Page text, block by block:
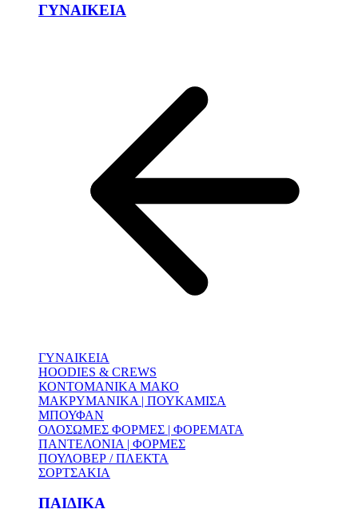
ΓΥΝΑΙΚΕΙΑ
ΓΥΝΑΙΚΕΙΑ
HOODIES & CREWS
ΚΟΝΤΟΜΑΝΙΚΑ ΜΑΚΟ
ΜΑΚΡΥΜΑΝΙΚΑ | ΠΟΥΚΑΜΙΣΑ
ΜΠΟΥΦΑΝ
ΟΛΟΣΩΜΕΣ ΦΟΡΜΕΣ | ΦΟΡΕΜΑΤΑ
ΠΑΝΤΕΛΟΝΙΑ | ΦΟΡΜΕΣ
ΠΟΥΛΟΒΕΡ / ΠΛΕΚΤΑ
ΣΟΡΤΣΑΚΙΑ
ΠΑΙΔΙΚΑ